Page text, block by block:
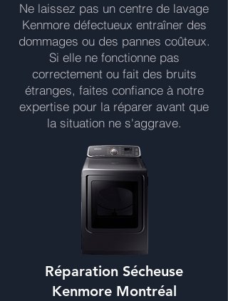
Ne laissez pas un centre de lavage
Kenmore défectueux entraîner des
dommages ou des pannes coûteux.
Si elle ne fonctionne pas
correctement ou fait des bruits
étranges, faites confiance à notre
expertise pour la réparer avant que
la situation ne s'aggrave.
Réparation Sécheuse
Kenmore Montréal